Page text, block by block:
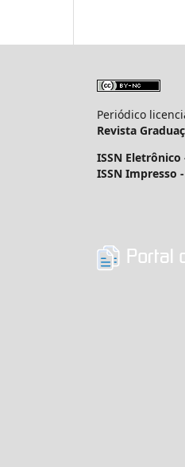
Periódico
Revista
ISSN Eletrônico
ISSN Impresso